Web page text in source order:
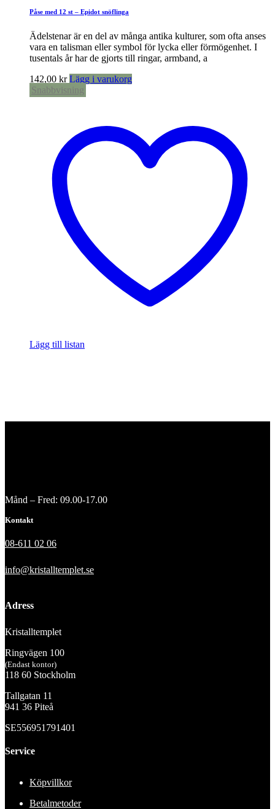
Påse med 12 st – Epidot snöflinga
Ädelstenar är en del av många antika kulturer, som ofta anses
vara en talisman eller symbol för lycka eller förmögenhet. I
tusentals år har de gjorts till ringar, armband, a
142,00 kr Lägg i varukorg
Snabbvisning
Lägg till listan
Månd – Fred: 09.00-17.00
Kontakt
08-611 02 06
info@kristalltemplet.se
Adress
Kristalltemplet
Ringvägen 100
(Endast kontor)
118 60 Stockholm
Tallgatan 11
941 36 Piteå
SE556951791401
Service
Köpvillkor
Betalmetoder